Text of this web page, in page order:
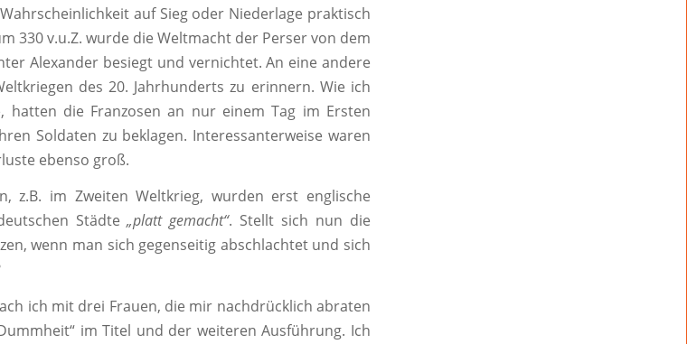
auf Sieg oder Niederlage praktisch
330 v.u.Z. wurde die Weltmacht der Perser von dem
Alexander besiegt und vernichtet. An eine andere
des 20. Jahrhunderts zu erinnern. Wie ich
hatten die Franzosen an nur einem Tag im Ersten
Soldaten zu beklagen. Interessanterweise waren
ebenso groß.
z.B. im Zweiten Weltkrieg, wurden erst englische
Städte„platt gemacht“. Stellt sich nun die
wenn man sich gegenseitig abschlachtet und sich
ich mit drei Frauen, die mir nachdrücklich abraten
im Titel und der weiteren Ausführung. Ich